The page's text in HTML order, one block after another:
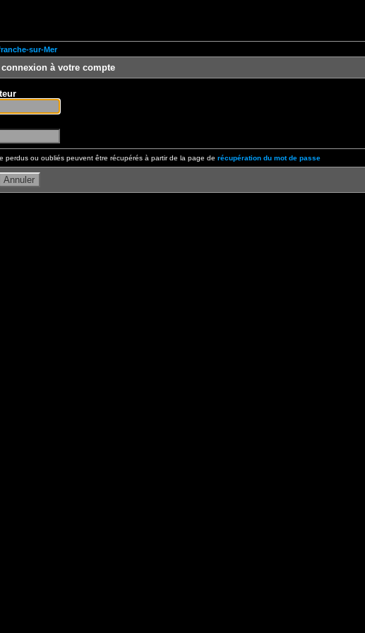
sur-Mer
connexion à votre compte
perdus ou oubliés peuvent être récupérés à partir de la page de récupération du mot de passe